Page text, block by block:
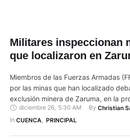
Militares inspeccionan
que localizaron en
Miembros de las Fuerzas Armadas
por las minas que han localizado
exclusión minera de Zaruma, en la
comprobar los daños provocados por
inspecciones participan elementos
diciembre 26, 5:30 AM By Christian
In CUENCA PRINCIPAL